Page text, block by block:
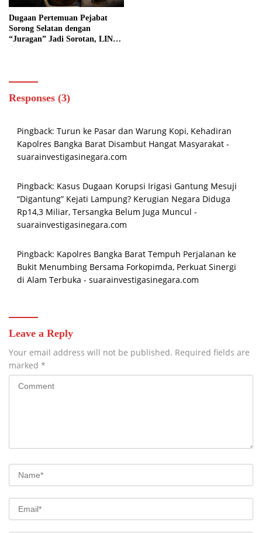
Dugaan Pertemuan Pejabat
Sorong Selatan dengan
“Juragan” Jadi Sorotan, LIN
Responses (3)
Pingback: Turun ke Pasar dan Warung Kopi, Kehadiran
Kapolres Bangka Barat Disambut Hangat Masyarakat -
suarainvestigasinegara.com
Pingback: Kasus Dugaan Korupsi Irigasi Gantung Mesuji
“Digantung” Kejati Lampung? Kerugian Negara Diduga
Rp14,3 Miliar, Tersangka Belum Juga Muncul -
suarainvestigasinegara.com
Pingback: Kapolres Bangka Barat Tempuh Perjalanan ke
Bukit Menumbing Bersama Forkopimda, Perkuat Sinergi
di Alam Terbuka - suarainvestigasinegara.com
Leave a Reply
Your email address will not be published. Required fields are
marked *